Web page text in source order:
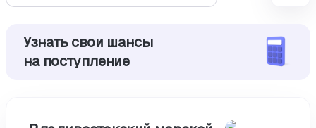
Узнать свои шансы
на поступление